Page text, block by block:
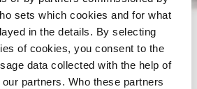
sets which cookies and for what
in the details. By selecting
of cookies, you consent to the
data collected with the help of
partners. Who these partners
hele dossiers en